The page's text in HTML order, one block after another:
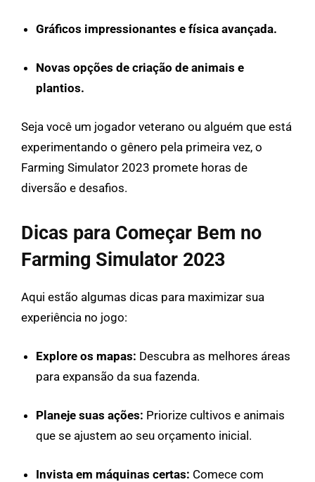
Gráficos impressionantes e física avançada.
Novas opções de criação de animais e
plantios.
Seja você um jogador veterano ou alguém que está
experimentando o gênero pela primeira vez, o
Farming Simulator 2023 promete horas de
diversão e desafios.
Dicas para Começar Bem no
Farming Simulator 2023
Aqui estão algumas dicas para maximizar sua
experiência no jogo:
Explore os mapas: Descubra as melhores áreas
para expansão da sua fazenda.
Planeje suas ações: Priorize cultivos e animais
que se ajustem ao seu orçamento inicial.
Invista em máquinas certas: Comece com